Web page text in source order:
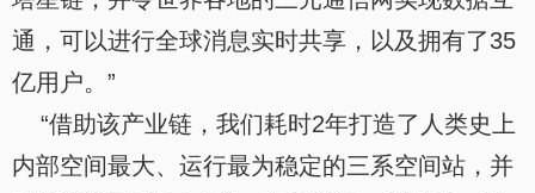
通，可以进行全球消息实时共享，以及拥有了35
亿用户。”
“借助该产业链，我们耗时2年打造了人类史上
内部空间最大、运行最为稳定的三系空间站，并